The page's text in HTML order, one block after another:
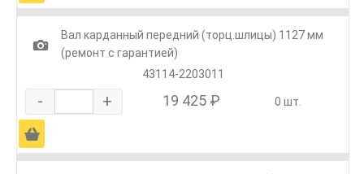
1
Вал карданный передний (торц.шлицы) 1127 мм
(ремонт с гарантией)
43114-2203011
- + 19 425 ₽ 0 шт.
Ä